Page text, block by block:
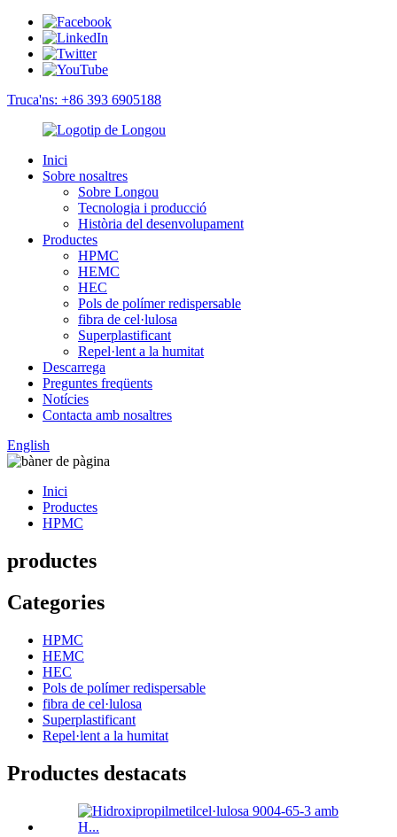
Truca'ns: +86 393 6905188
Inici
Sobre nosaltres
Sobre Longou
Tecnologia i producció
Història del desenvolupament
Productes
HPMC
HEMC
HEC
Pols de polímer redispersable
fibra de cel·lulosa
Superplastificant
Repel·lent a la humitat
Descarrega
Preguntes freqüents
Notícies
Contacta amb nosaltres
English
Inici
Productes
HPMC
productes
Categories
HPMC
HEMC
HEC
Pols de polímer redispersable
fibra de cel·lulosa
Superplastificant
Repel·lent a la humitat
Productes destacats